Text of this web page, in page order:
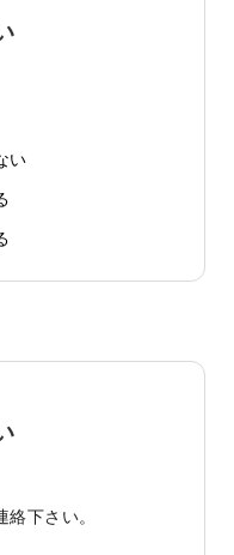
い
下さい。